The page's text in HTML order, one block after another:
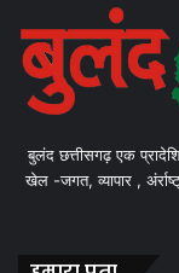
बुलंद छत्तीसगढ़ एक
खेल -जगत, व्यापार ,